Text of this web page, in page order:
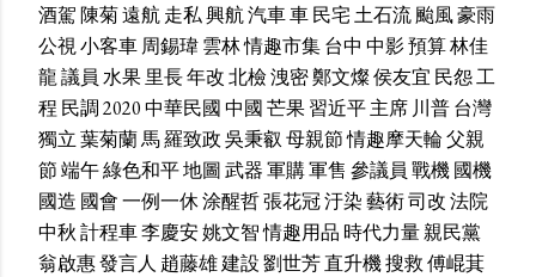
酒駕陳菊遠航走私興航汽車車民宅土石流颱風豪雨
公視小客車周錫瑋雲林情趣市集台中 中影預算林佳
龍議員 水果里長年改北檢洩密鄭文燦侯友宜 民怨工
程 民調2020中華民國中國芒果習近平主席 川普台灣
獨立葉菊蘭馬羅致政吳秉叡母親節情趣摩天輪父親
節端午綠色和平地圖武器軍購軍售 參議員 戰機國機
國造 國會一例一休涂醒哲張花冠汙染藝術司改法院
中秋計程車李慶安姚文智情趣用品 時代力量親民黨
翁啟惠發言人 趙藤雄建設劉世芳直升機搜救傅崐萁